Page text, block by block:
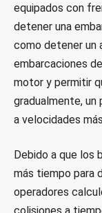
equipados con
detener una
como detener un
embarcaciones
motor y permitir
gradualmente, un
a velocidades
Debido a que los
más tiempo para
operadores